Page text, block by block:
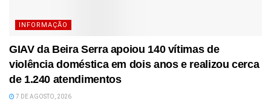
INFORMAÇÃO
GIAV da Beira Serra apoiou 140 vítimas de
violência doméstica em dois anos e realizou cerca
de 1.240 atendimentos
7 DE AGOSTO, 2026